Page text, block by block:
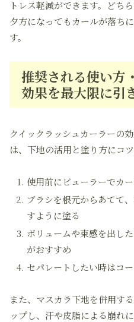
トレス軽減ができます。どち
夕方になってもカールが落ち
す。
推奨される使い方
効果を最大限に引
クイックラッシュカーラーの
は、下地の活用と塗り方にコツ
使用前にビューラーでカ
ブラシを根元からあてて
すように塗る
ボリュームや束感を出し
がおすすめ
セパレートしたい時はコ
また、マスカラ下地を併用す
ップし、汗や皮脂による崩れ